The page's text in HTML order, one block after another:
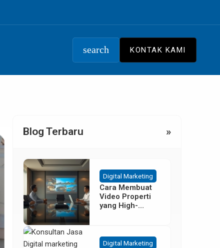
search KONTAK KAMI
Blog Terbaru »
Digital Marketing
Cara Membuat
Video Properti
yang High-
Digital Marketing